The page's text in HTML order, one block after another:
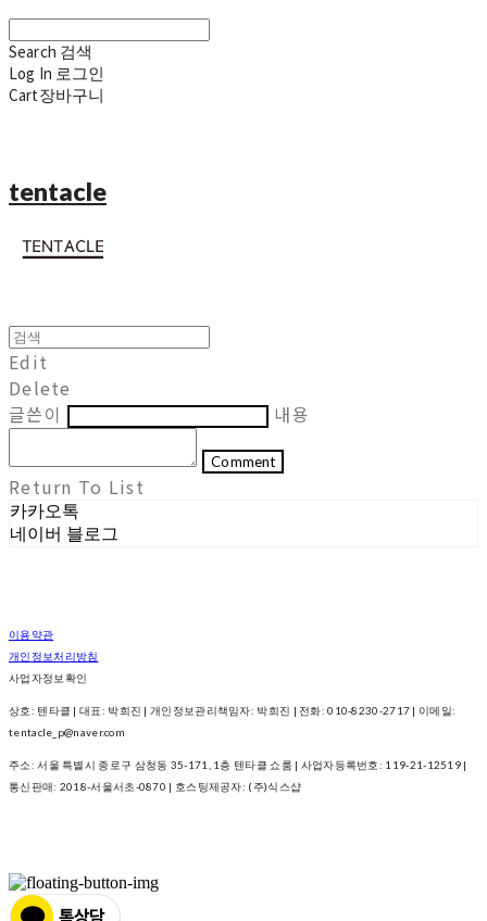
Search 검색
Log In 로그인
Cart장바구니
tentacle
Edit
Delete
글쓴이
내용
Comment
Return To List
카카오톡
네이버 블로그
이용약관
개인정보처리방침
사업자정보확인
상호: 텐타클 | 대표: 박희진 | 개인정보관리책임자: 박희진 | 전화: 010-8230-2717 | 이메일:
tentacle_p@naver.com
주소: 서울 특별시 종로구 삼청동 35-171, 1층 텐타클 쇼룸 | 사업자등록번호: 119-21-12519 |
통신판매: 2018-서울서초-0870 | 호스팅제공자: (주)식스샵